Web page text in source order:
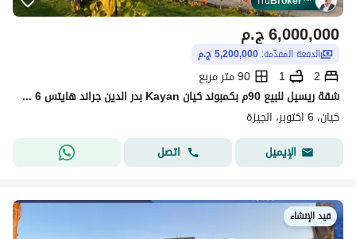
ج.م6,000,000
الدفعة المقدّمة: 5,200,000 ج.م
2
1
90 متر مربع
شقة ريسيل للبيع 90م بكمبوند كيان Kayan بدر الدين جراند هايتس 6 أكتوبر بالقرب من ماونتن فيو أي سيتي و أكتوبر بلازا و جنة أكتوبر و جرين 5 و ONE33
كيان، 6 اكتوبر، الجيزة
الإيميل
اتصل
قيد الإنشاء